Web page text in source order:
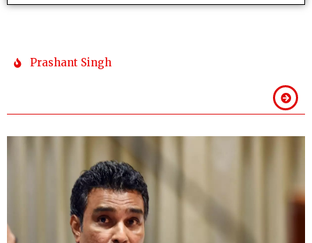
Prashant Singh